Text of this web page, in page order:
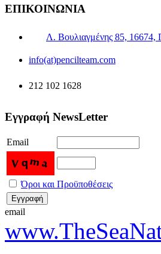
ΕΠΙΚΟΙΝΩΝΙΑ
Λ. Βουλιαγμένης 85, 16674,
info(at)pencilteam.com
212 102 1628
Εγγραφή NewsLetter
Email
Όροι και Προϋποθέσεις
email